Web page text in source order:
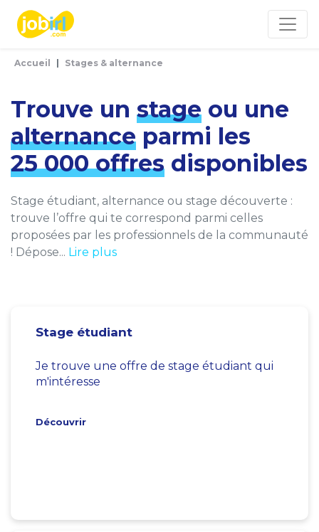
Accueil Stages & alternance
Trouve un stage ou une
alternance parmi les
25 000 offres disponibles
Stage étudiant, alternance ou stage découverte :
trouve l’offre qui te correspond parmi celles
proposées par les professionnels de la communauté
! Dépose... Lire plus
Stage étudiant
Je trouve une offre de stage étudiant qui
m'intéresse
Découvrir
Panneau de gestion des cookies